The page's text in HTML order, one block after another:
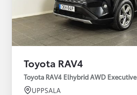
Toyota RAV4
Toyota RAV4 Elhybrid AWD
UPPSALA